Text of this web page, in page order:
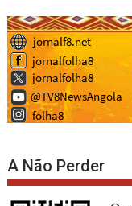
A Não Perder